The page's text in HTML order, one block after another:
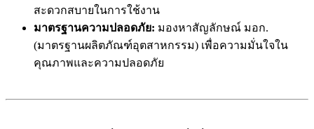
สะดวกสบายในการใช้งาน
มาตรฐานความปลอดภัย: มองหาสัญลักษณ์ มอก.
(มาตรฐานผลิตภัณฑ์อุตสาหกรรม) เพื่อความมั่นใจใน
คุณภาพและความปลอดภัย